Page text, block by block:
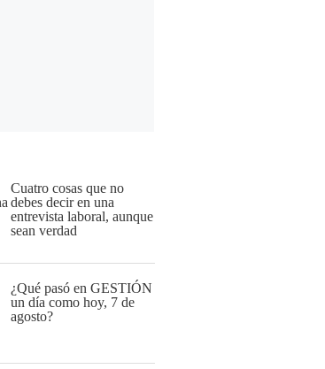
Cuatro cosas que no
debes decir en una
entrevista laboral, aunque
sean verdad
¿Qué pasó en GESTIÓN
un día como hoy, 7 de
agosto?